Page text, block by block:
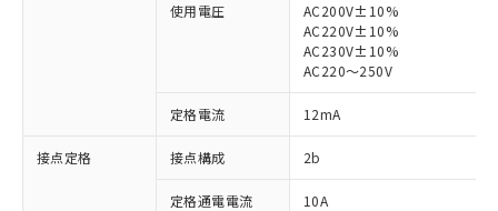
使用電圧
AC200V±10%
AC220V±10%
AC230V±10%
AC220～250V
定格電流 12mA
接点定格 接点構成 2b
定格通電電流 10A
対応済み：EU RoHS指令（10物質）の
非含有に対応した製品が提供可能な商品で
対応予定：EU RoHS指令（10物質）の非含
有に対応した製品に切り替える予定のある